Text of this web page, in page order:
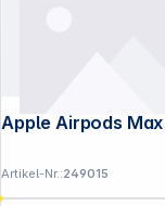
Artikel-Nr.:249015